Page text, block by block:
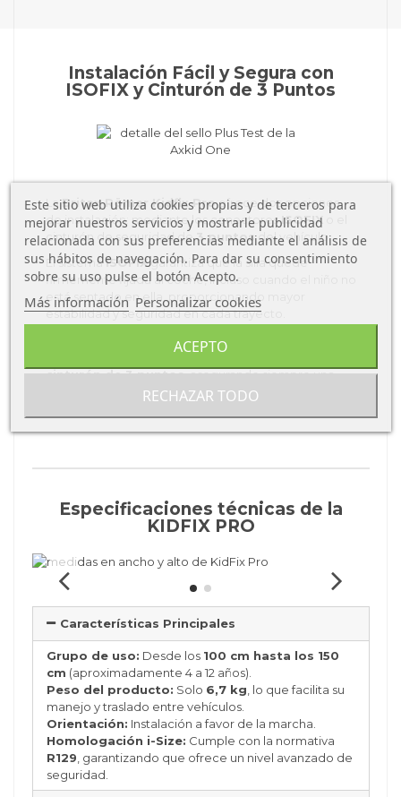
Instalación Fácil y Segura con
ISOFIX y Cinturón de 3 Puntos
LaBritax Römer Kidfix Proofrece dos opciones
de instalación: mediante los conectoresISOFIX
cinturón de seguridad de3 puntosdel vehículo.
El sistemaISOFIXgarantiza que la silla quede
firmemente fijada al coche, incluso cuando el niño no
está sentado en ella, proporcionando mayor
estabilidad y seguridad en cada trayecto.
Si tu vehículo no cuenta con ISOFIX, puedes instalar
cinturón de 3 puntos, asegurando siempre una
Especificaciones técnicas de la
KIDFIX PRO
Características Principales
Grupo de uso: Desde los 100 cm hasta los 150
cm (aproximadamente 4 a 12 años).
Peso del producto: Solo 6,7 kg , lo que facilita su
manejo y traslado entre vehículos.
Orientación: Instalación a favor de la marcha.
Homologación i-Size: Cumple con la normativa
R129 , garantizando que ofrece un nivel avanzado de
seguridad.
Este sitio web utiliza cookies propias y de terceros para
mejorar nuestros servicios y mostrarle publicidad
relacionada con sus preferencias mediante el análisis de
sus hábitos de navegación. Para dar su consentimiento
sobre su uso pulse el botón Acepto.
Más información Personalizar cookies
RECHAZAR TODO
ACEPTO